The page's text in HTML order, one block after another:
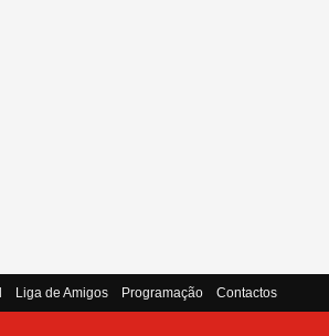
Liga de Amigos Programação Contactos